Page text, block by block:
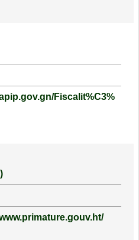
Fiscalit%C3%